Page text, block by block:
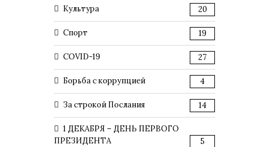
Культура 20
Спорт 19
COVID-19 27
Борьба с коррупцией 4
За строкой Послания 14
1 ДЕКАБРЯ – ДЕНЬ ПЕРВОГО
ПРЕЗИДЕНТА
5